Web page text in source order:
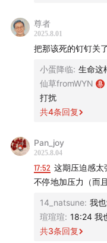
·只有社会也停摆了，
·我终于放下了那个比
·没有人给我兜底，
·我有想「守护公司」
·每个人都有一部分能
·不攻击自己就是最大
BGM：
尊者
2025.8.01
把那该死的钉钉关
小蛋降临: 生命这
仙草fromWYN
打扰
共4条回复
Pan_joy
2025.8.04
17:52 这期压迫感
不停地加压力（而
14_natsune: 我
瑄瑄瑄: 18:24 我
共3条回复